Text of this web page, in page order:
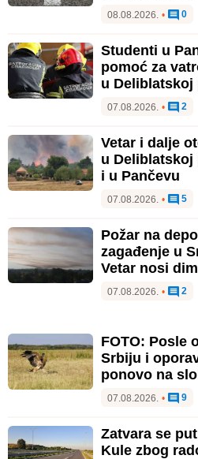
08.08.2026. • 0
Studenti u
pomoć za
u Deliblatskoj
07.08.2026. • 2
Vetar i dalje
u Deliblatskoj
i u Pančevu
07.08.2026. • 5
Požar na
zagađenje u
Vetar nosi
07.08.2026. • 2
FOTO: Posle
Srbiju i
ponovo na
07.08.2026. • 9
Zatvara se
Kule zbog